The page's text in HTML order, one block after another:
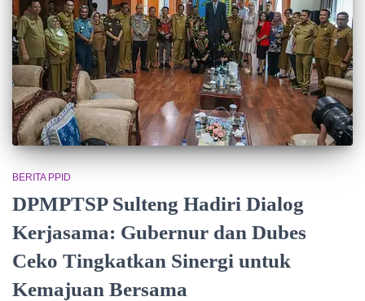
BERITA PPID
DPMPTSP Sulteng Hadiri Dialog
Kerjasama: Gubernur dan Dubes
Ceko Tingkatkan Sinergi untuk
Kemajuan Bersama